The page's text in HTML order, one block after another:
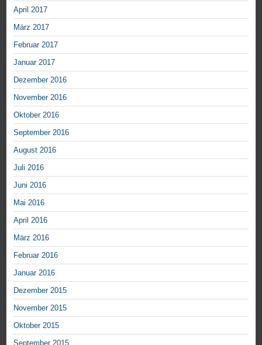
April 2017
März 2017
Februar 2017
Januar 2017
Dezember 2016
November 2016
Oktober 2016
September 2016
August 2016
Juli 2016
Juni 2016
Mai 2016
April 2016
März 2016
Februar 2016
Januar 2016
Dezember 2015
November 2015
Oktober 2015
September 2015